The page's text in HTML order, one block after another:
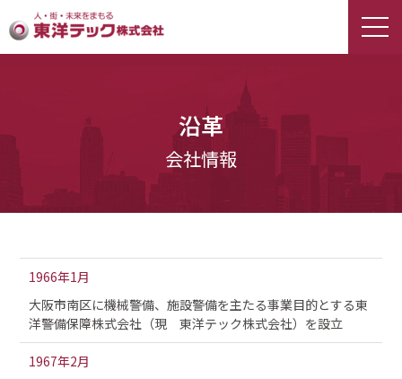
沿革
会社情報
1966年1月
大阪市南区に機械警備、施設警備を主たる事業目的とする東
洋警備保障株式会社（現 東洋テック株式会社）を設立
1967年2月